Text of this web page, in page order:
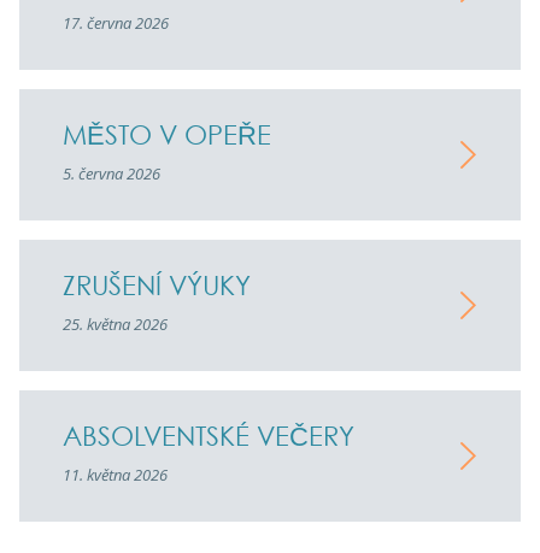
17. června 2026
MĚSTO V OPEŘE
5. června 2026
ZRUŠENÍ VÝUKY
25. května 2026
ABSOLVENTSKÉ VEČERY
11. května 2026